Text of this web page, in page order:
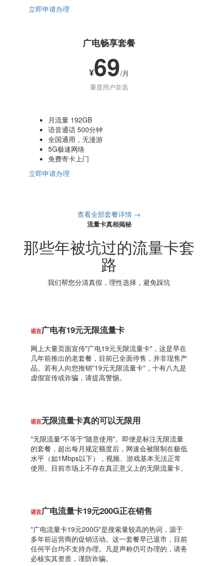
立即申请办理
广电畅享套餐
¥69/月
重度用户首选
月流量 192GB
语音通话 500分钟
全国通用，无漫游
5G极速网络
免费寄卡上门
立即申请办理
查看全部套餐详情 →
流量卡真相揭秘
那些年被坑过的流量卡套
路
我们帮您分清真假，理性选择，避免踩坑
谣言广电有19元无限流量卡
网上大量页面宣传"广电19元无限流量卡"，这是早在
几年前推出的老套餐，目前已全面停售，并非现售产
品。若有人向您推销"19元无限流量卡"，十有八九是
虚假宣传或诈骗，请提高警惕。
谣言无限流量卡真的可以无限用
"无限流量"不等于"随意使用"。即便是标注无限流量
的套餐，超出每月规定额度后，网速会被限制在极低
水平（如1Mbps以下），视频、游戏基本无法正常
使用。目前市场上不存在真正意义上的无限流量卡。
谣言广电流量卡19元200G正在销售
"广电流量卡19元200G"是搜索量较高的热词，源于
多年前运营商的促销活动。这一套餐早已退市，目前
任何平台均不支持办理。凡是声称仍可办理的，请务
必核实其资质，谨防诈骗。